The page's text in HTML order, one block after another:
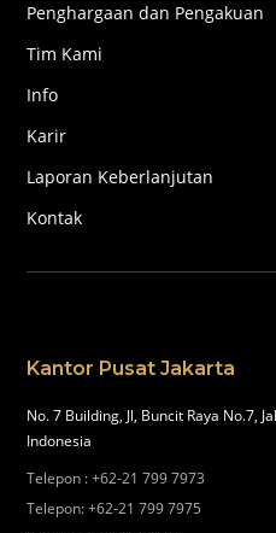
Penghargaan dan Pengakuan
Tim Kami
Info
Karir
Laporan Keberlanjutan
Kontak
Kantor Pusat Jakarta
No. 7 Building, Jl, Buncit Raya No.7,
Indonesia
Telepon :+62-21 799 7973
Telepon:+62-21 799 7975